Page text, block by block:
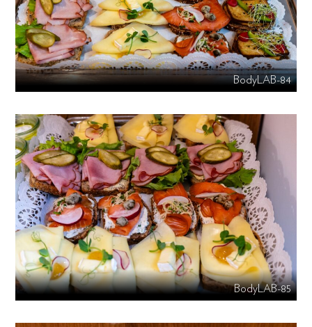
BodyLAB-84
BodyLAB-85